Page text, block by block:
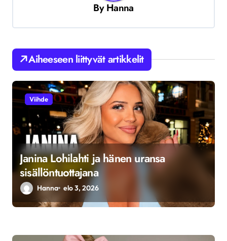
l
i
e
n
s
l
ByHanna
Aiheeseen liittyvät artikkelit
Viihde
Janina Lohilahti ja hänen uransa
sisällöntuottajana
Hanna elo 3, 2026